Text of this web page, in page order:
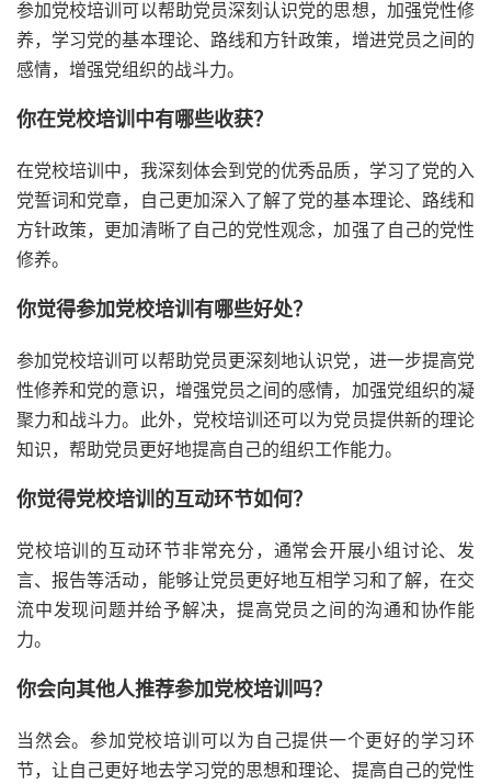
参加党校培训可以帮助党员深刻认识党的思想，加强党性修
养，学习党的基本理论、路线和方针政策，增进党员之间的
感情，增强党组织的战斗力。
你在党校培训中有哪些收获？
在党校培训中，我深刻体会到党的优秀品质，学习了党的入
党誓词和党章，自己更加深入了解了党的基本理论、路线和
方针政策，更加清晰了自己的党性观念，加强了自己的党性
修养。
你觉得参加党校培训有哪些好处？
参加党校培训可以帮助党员更深刻地认识党，进一步提高党
性修养和党的意识，增强党员之间的感情，加强党组织的凝
聚力和战斗力。此外，党校培训还可以为党员提供新的理论
知识，帮助党员更好地提高自己的组织工作能力。
你觉得党校培训的互动环节如何？
党校培训的互动环节非常充分，通常会开展小组讨论、发
言、报告等活动，能够让党员更好地互相学习和了解，在交
流中发现问题并给予解决，提高党员之间的沟通和协作能
力。
你会向其他人推荐参加党校培训吗？
当然会。参加党校培训可以为自己提供一个更好的学习环
节，让自己更好地去学习党的思想和理论、提高自己的党性